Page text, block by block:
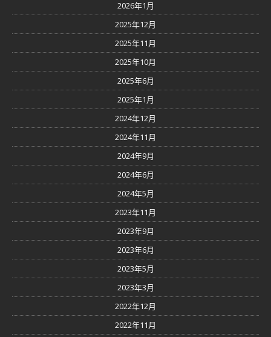
2026年1月
2025年12月
2025年11月
2025年10月
2025年6月
2025年1月
2024年12月
2024年11月
2024年9月
2024年6月
2024年5月
2023年11月
2023年9月
2023年6月
2023年5月
2023年3月
2022年12月
2022年11月